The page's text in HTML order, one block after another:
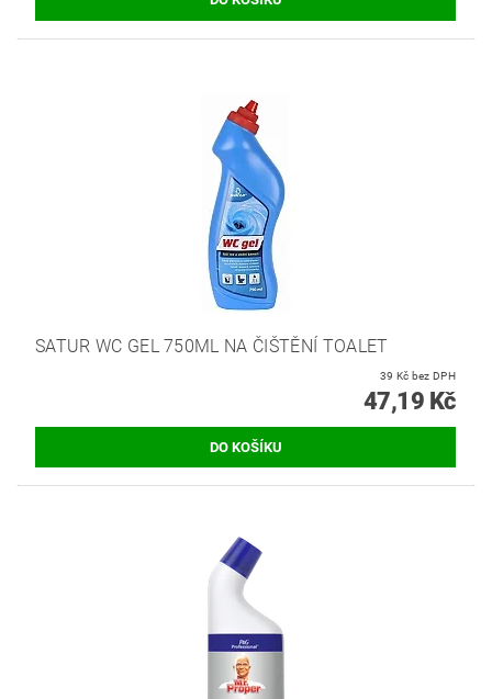
SATUR WC GEL 750ML NA ČIŠTĚNÍ TOALET
39 Kč bez DPH
47,19 Kč